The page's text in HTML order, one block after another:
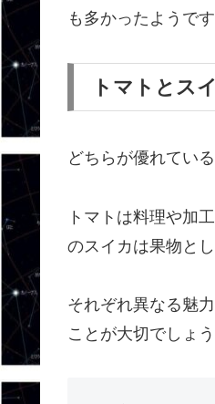
も多かったようです
トマトとス
どちらが優れてい
トマトは料理や加
のスイカは果物と
それぞれ異なる魅
ことが大切でしょう